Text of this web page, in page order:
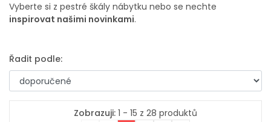
Vyberte si z pestré škály nábytku nebo se nechte
inspirovat našimi novinkami.
Řadit podle:
Zobrazuji: 1 - 15 z 28 produktů